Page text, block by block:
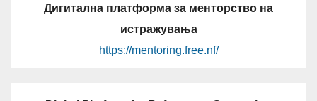
Дигитална платформа за менторство на
истражувања
https://mentoring.free.nf/